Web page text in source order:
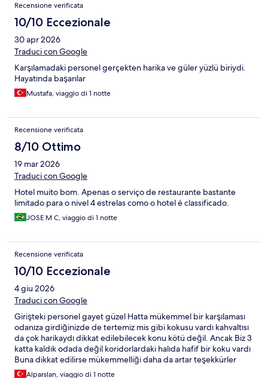
Recensione verificata
10/10 Eccezionale
30 apr 2026
Traduci con Google
Karşılamadaki personel gerçekten harika ve güler yüzlü biriydi.
Hayatında başarılar
Mustafa, viaggio di 1 notte
Recensione verificata
8/10 Ottimo
19 mar 2026
Traduci con Google
Hotel muito bom. Apenas o serviço de restaurante bastante
limitado para o nivel 4 estrelas como o hotel é classificado.
JOSE M C, viaggio di 1 notte
Recensione verificata
10/10 Eccezionale
4 giu 2026
Traduci con Google
Girişteki personel gayet güzel Hatta mükemmel bir karşılaması
odanıza girdiğinizde de tertemiz mis gibi kokusu vardı kahvaltısı
da çok harikaydı dikkat edilebilecek konu kötü değil. Ancak Biz 3
katta kaldık odada değil koridorlardaki halıda hafif bir koku vardı
Buna dikkat edilirse mükemmelliği daha da artar teşekkürler
Alparslan, viaggio di 1 notte